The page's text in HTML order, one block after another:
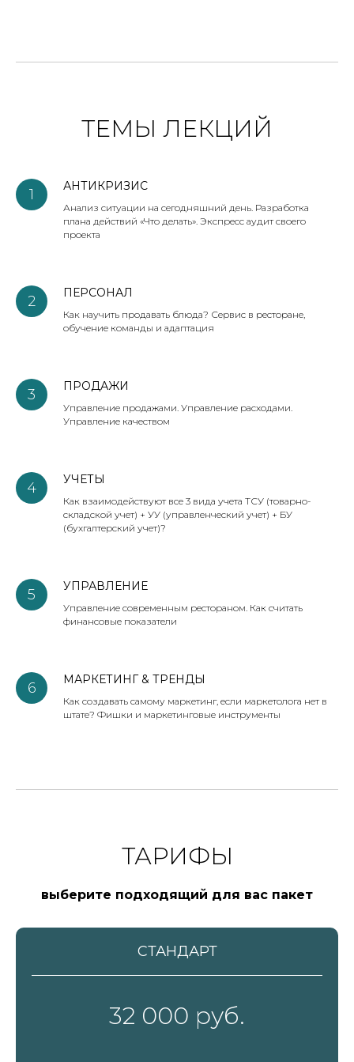
ТЕМЫ ЛЕКЦИЙ
1 АНТИКРИЗИС
Анализ ситуации на сегодняшний день. Разработка
плана действий «Что делать». Экспресс аудит своего
проекта
2 ПЕРСОНАЛ
Как научить продавать блюда? Сервис в ресторане,
обучение команды и адаптация
3 ПРОДАЖИ
Управление продажами. Управление расходами.
Управление качеством
4 УЧЕТЫ
Как взаимодействуют все 3 вида учета ТСУ (товарно-
складской учет) + УУ (управленческий учет) + БУ
(бухгалтерский учет)?
5 УПРАВЛЕНИЕ
Управление современным рестораном. Как считать
финансовые показатели
6 МАРКЕТИНГ & ТРЕНДЫ
Как создавать самому маркетинг, если маркетолога нет в
штате? Фишки и маркетинговые инструменты
ТАРИФЫ
выберите подходящий для вас пакет
СТАНДАРТ
32 000 руб.